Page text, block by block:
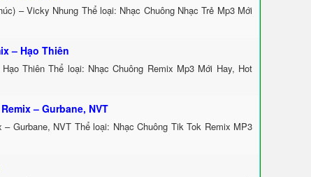
– Vicky Nhung Thể loại: Nhạc Chuông Nhạc Trẻ Mp3 Mới
– Hạo Thiên
Thiên Thể loại: Nhạc Chuông Remix Mp3 Mới Hay, Hot
– Gurbane, NVT
Gurbane, NVT Thể loại: Nhạc Chuông Tik Tok Remix MP3